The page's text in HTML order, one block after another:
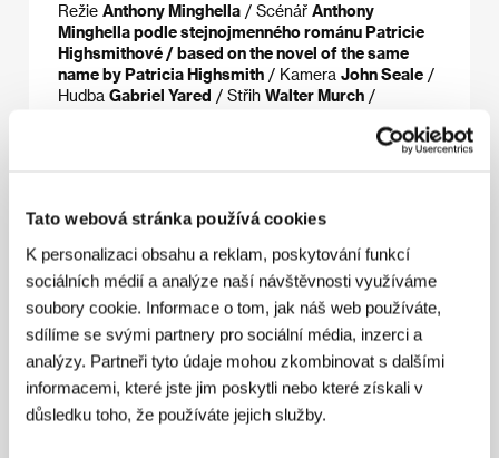
Tato webová stránka používá cookies
K personalizaci obsahu a reklam, poskytování funkcí
sociálních médií a analýze naší návštěvnosti využíváme
soubory cookie. Informace o tom, jak náš web používáte,
sdílíme se svými partnery pro sociální média, inzerci a
analýzy. Partneři tyto údaje mohou zkombinovat s dalšími
informacemi, které jste jim poskytli nebo které získali v
důsledku toho, že používáte jejich služby.
Režie Anthony Minghella / Scénář Anthony
Minghella podle stejnojmenného románu Patricie
Highsmithové / based on the novel of the same
name by Patricia Highsmith / Kamera John Seale /
Hudba Gabriel Yared / Střih Walter Murch /
Miramax International, Paramount Pictures
Matt Damon, Jude Law, Gwyneth Paltrow,
Operations
Režie